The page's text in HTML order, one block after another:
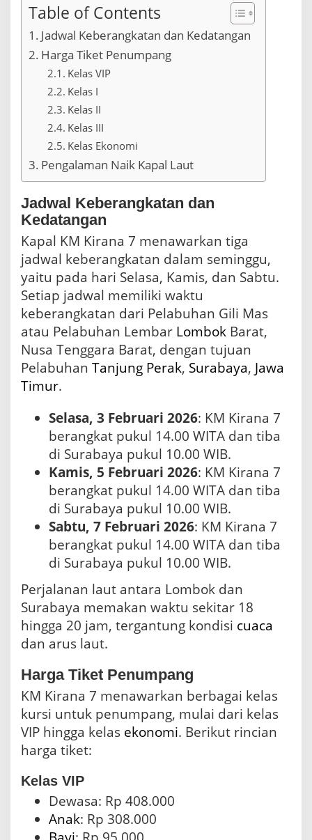
p
d
r
0
Table of Contents
Jadwal Keberangkatan dan Kedatangan
Harga Tiket Penumpang
Kelas VIP
Kelas I
Kelas II
Kelas III
Kelas Ekonomi
Pengalaman Naik Kapal Laut
Jadwal Keberangkatan dan
Kedatangan
Kapal KM Kirana 7 menawarkan tiga
jadwal keberangkatan dalam seminggu,
yaitu pada hari Selasa, Kamis, dan Sabtu.
Setiap jadwal memiliki waktu
keberangkatan dari Pelabuhan Gili Mas
atau Pelabuhan Lembar Lombok Barat,
Nusa Tenggara Barat, dengan tujuan
Pelabuhan Tanjung Perak, Surabaya, Jawa
Timur.
Selasa, 3 Februari 2026: KM Kirana 7
berangkat pukul 14.00 WITA dan tiba
di Surabaya pukul 10.00 WIB.
Kamis, 5 Februari 2026: KM Kirana 7
berangkat pukul 14.00 WITA dan tiba
di Surabaya pukul 10.00 WIB.
Sabtu, 7 Februari 2026: KM Kirana 7
berangkat pukul 14.00 WITA dan tiba
di Surabaya pukul 10.00 WIB.
Perjalanan laut antara Lombok dan
Surabaya memakan waktu sekitar 18
hingga 20 jam, tergantung kondisi cuaca
dan arus laut.
Harga Tiket Penumpang
KM Kirana 7 menawarkan berbagai kelas
kursi untuk penumpang, mulai dari kelas
VIP hingga kelas ekonomi. Berikut rincian
harga tiket:
Kelas VIP
Dewasa: Rp 408.000
Anak: Rp 308.000